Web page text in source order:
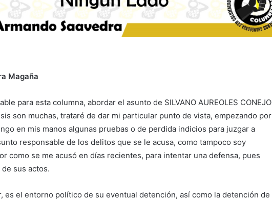
Magaña
para esta columna, abordar el asunto de SILVANO AUREOLES CONEJO
son muchas, trataré de dar mi particular punto de vista, empezando por
en mis manos algunas pruebas o de perdida indicios para juzgar a
responsable de los delitos que se le acusa, como tampoco soy
como se me acusó en días recientes, para intentar una defensa, pues
sus actos.
es el entorno político de su eventual detención, así como la detención de